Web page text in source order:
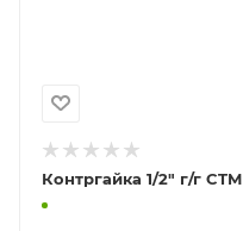
Контргайка 1/2" г/г CTM